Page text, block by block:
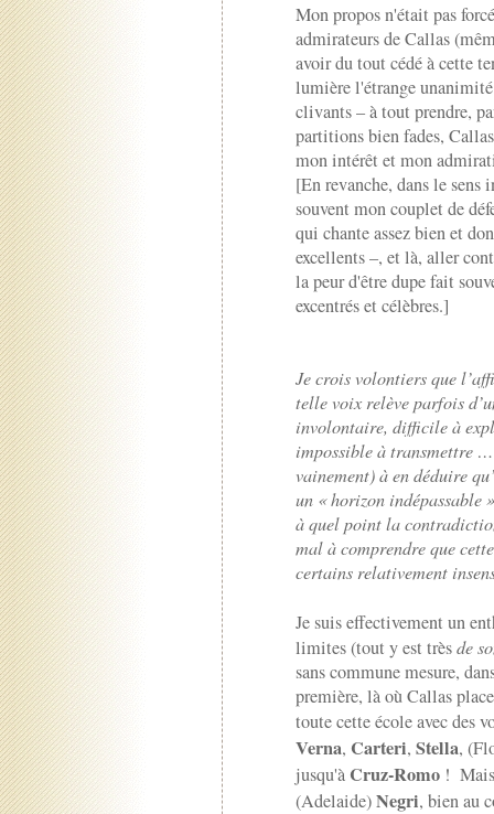
Mon propos n'était pas
admirateurs de Callas
avoir du tout cédé à cette
lumière l'étrange
clivants – à tout prendre,
partitions bien fades,
mon intérêt et mon
[En revanche, dans le sens
souvent mon couplet de
qui chante assez bien et
excellents –, et là, aller
la peur d'être dupe fait
excentrés et célèbres.]
Je crois volontiers que
telle voix relève parfois
involontaire, difficile à
impossible à transmettre
vainement) à en déduire
un « horizon indépassable
à quel point la
mal à comprendre que
certains relativement
Je suis effectivement un
limites (tout y est trèsde
sans commune mesure,
première, là où Callas
toute cette école avec des
Verna, Carteri, Stella,
jusqu'àCruz-Romo! Mais
(Adelaide)Negri, bien au